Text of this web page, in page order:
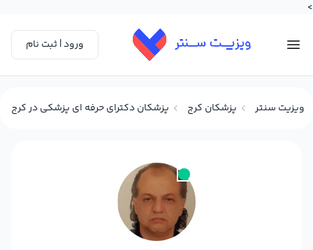
>
ورود | ثبت نام
ویزیت سنتر پزشکان کرج پزشکان دکترای حرفه ای پزشکی در کرج